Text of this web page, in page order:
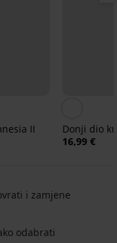
II
Donji dio
16,99 €
i zamjene
odabrati